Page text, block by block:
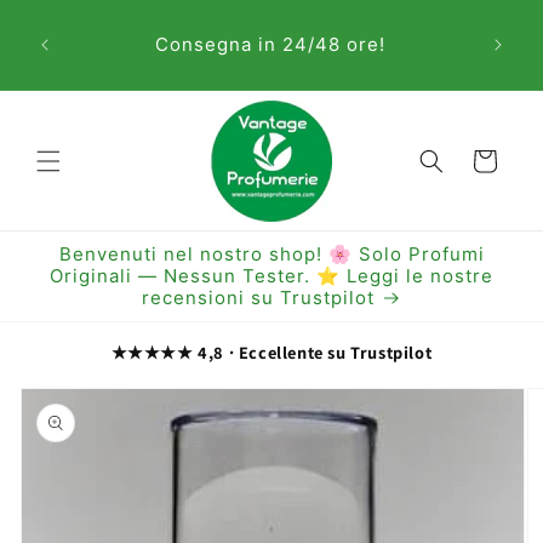
ai contenuti
Consegna in 24/48 ore!
Carrello
Benvenuti nel nostro shop! 🌸 Solo Profumi
Originali — Nessun Tester. ⭐ Leggi le nostre
recensioni su Trustpilot
★★★★★ 4,8 · Eccellente su Trustpilot
Passa alle
informazioni
sul prodotto